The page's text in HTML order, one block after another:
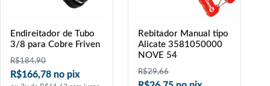
Endireitador de Tubo
3/8 para Cobre Friven
R$184,90
R$166,78 no pix
Rebitador Manual tipo
Alicate 3581050000
NOVE 54
R$29,66